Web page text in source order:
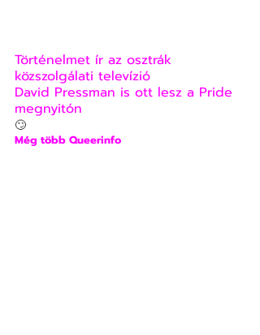
Történelmet ír az osztrák
közszolgálati televízió
David Pressman is ott lesz a Pride
megnyitón
🙄
Még több Queerinfo